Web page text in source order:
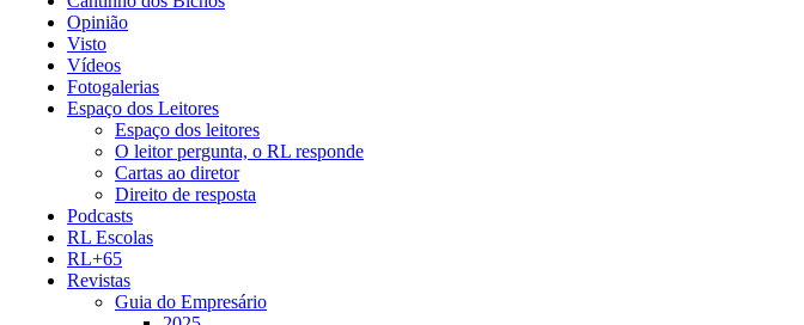
Opinião
Visto
Vídeos
Fotogalerias
Espaço dos Leitores
Espaço dos leitores
O leitor pergunta, o RL responde
Cartas ao diretor
Direito de resposta
Podcasts
RL Escolas
RL+65
Revistas
Guia do Empresário